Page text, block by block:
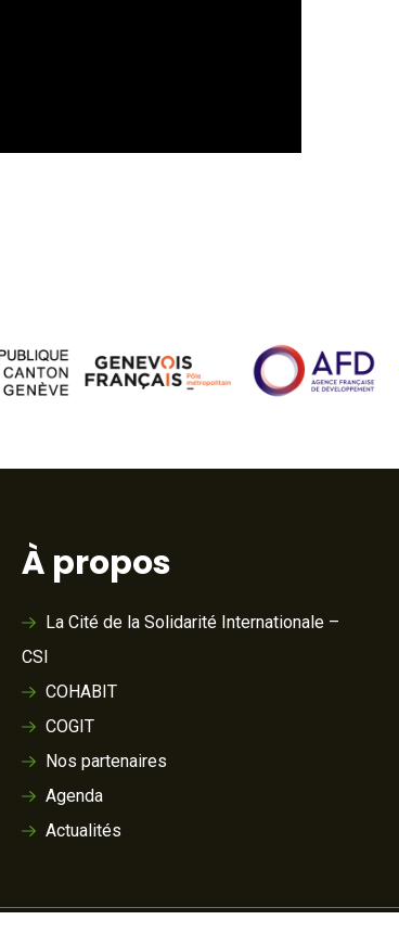
À propos
La Cité de la Solidarité Internationale –
CSI
COHABIT
COGIT
Nos partenaires
Agenda
Actualités